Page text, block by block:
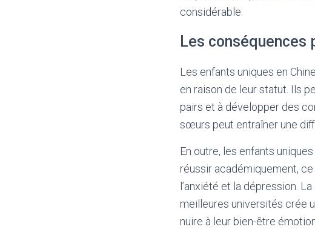
considérable.
Les conséquences
Les enfants uniques en
en raison de leur statut. Ils
pairs et à développer des
sœurs peut entraîner une
En outre, les enfants
réussir académiquement,
l’anxiété et la dépression.
meilleures universités crée
nuire à leur bien-être